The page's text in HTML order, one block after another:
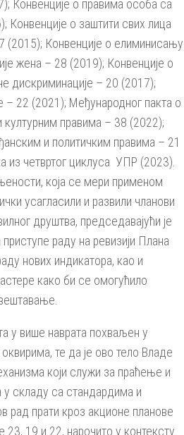
Конвенције о правима особа са
Конвенције о заштити свих лица
(2015); Конвенције о елиминисању
жена – 28 (2019); Конвенције о
дискриминације – 20 (2017);
– 22 (2021); Међународног пакта о
правима – 38 (2022);
и политичким правима – 21
из четвртог циклуса УПР (2023).
која се мери применом
усагласили и развили чланови
друштва, председавајући је
раду на ревизији Плана
нових индикатора, као и
како би се омогућило
у више наврата похваљен у
те да је ово тело Владе
који служи за праћење и
у складу са стандардима и
рад прати кроз акционе планове
19 и 22, нарочито у контексту